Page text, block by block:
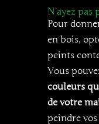
N’ayez
Pour
en bois,
peints
Vous
couleurs
de votre
peindre